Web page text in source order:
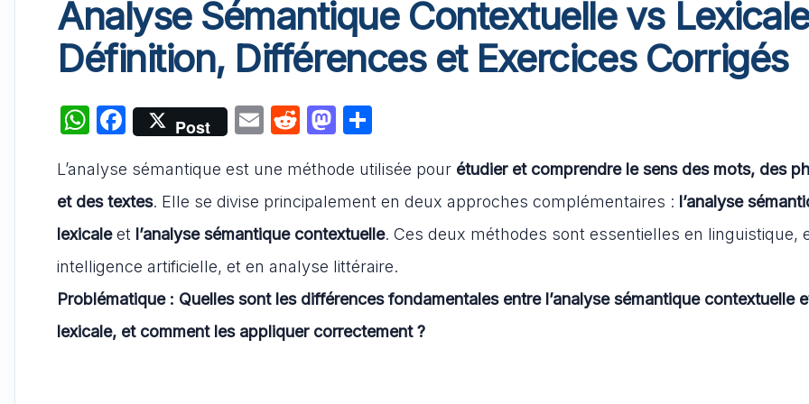
Analyse Sémantique Contextuelle vs
Définition, Différences et Exercices Corrigés
W
at
s
A
p
p
F
a
c
e
b
o
o
k
Post
E
ai
l
R
d
di
t
M
st
o
d
o
n
ta
g
er
L’analyse sémantique est une méthode utilisée pour étudier et comprendre le sens des mots, des
et des textes. Elle se divise principalement en deux approches complémentaires : l’analyse
lexicaleet l’analyse sémantique contextuelle. Ces deux méthodes sont essentielles en linguistique,
intelligence artificielle, et en analyse littéraire.
Problématique : Quelles sont les différences fondamentales entre l’analyse sémantique contextuelle
lexicale, et comment les appliquer correctement ?